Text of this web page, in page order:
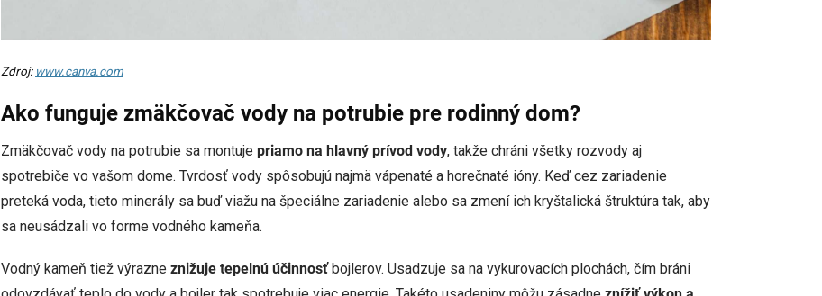
Zdroj: www.canva.com
Ako funguje zmäkčovač vody na potrubie pre rodinný dom?
Zmäkčovač vody na potrubie sa montuje priamo na hlavný prívod vody, takže chráni všetky rozvody aj
spotrebiče vo vašom dome. Tvrdosť vody spôsobujú najmä vápenaté a horečnaté ióny. Keď cez zariadenie
preteká voda, tieto minerály sa buď viažu na špeciálne zariadenie alebo sa zmení ich kryštalická štruktúra tak, aby
sa neusádzali vo forme vodného kameňa.
Vodný kameň tiež výrazne znižuje tepelnú účinnosťbojlerov. Usadzuje sa na vykurovacích plochách, čím bráni